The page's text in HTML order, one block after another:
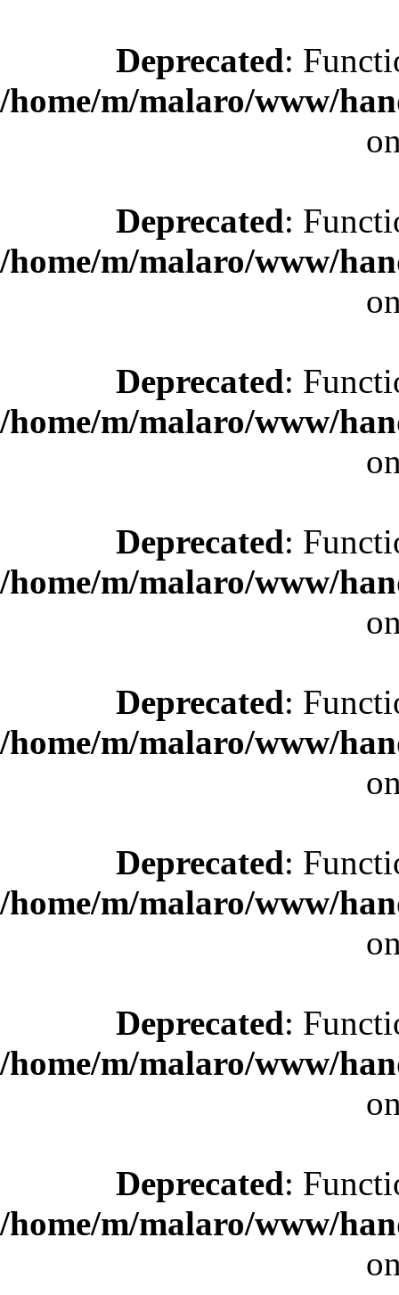
Deprecated:
/home/m/malaro/www/
Deprecated:
/home/m/malaro/www/
Deprecated:
/home/m/malaro/www/
Deprecated:
/home/m/malaro/www/
Deprecated:
/home/m/malaro/www/
Deprecated:
/home/m/malaro/www/
Deprecated:
/home/m/malaro/www/
Deprecated:
/home/m/malaro/www/